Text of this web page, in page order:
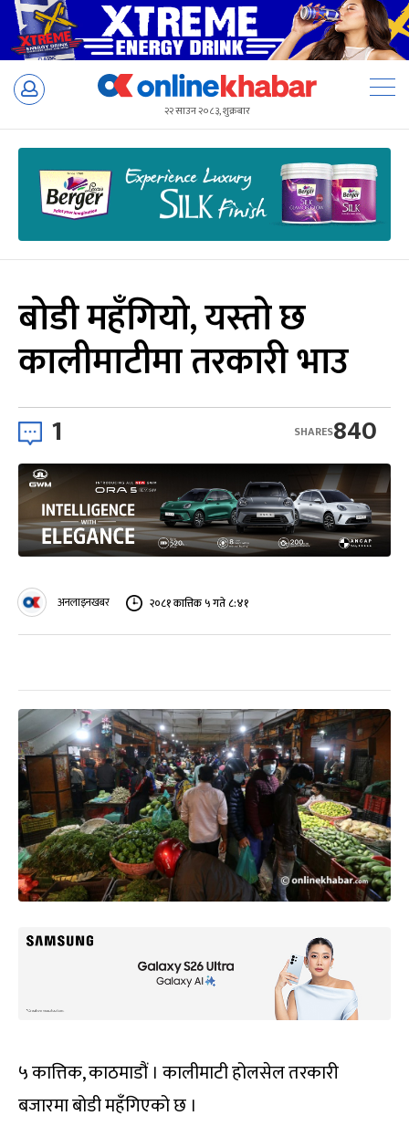
Skip
२२ साउन २०८३, शुक्रबार
बोडी महँगियो, यस्तो छ
कालीमाटीमा तरकारी भाउ
1 840
SHARES
अनलाइनखबर २०८१ कात्तिक ५ गते ८:४१
५ कात्तिक, काठमाडौं । कालीमाटी होलसेल तरकारी
बजारमा बोडी महँगिएको छ ।